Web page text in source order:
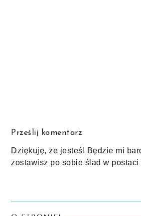
Prześlij komentarz
Dziękuję, że jesteś! Będzie mi
zostawisz po sobie ślad w postaci